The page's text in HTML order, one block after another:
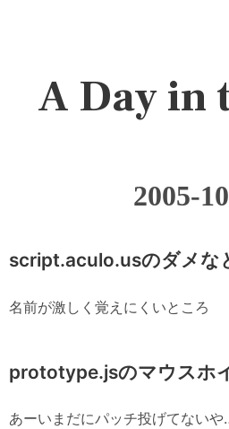
A Day in
2005-
script.aculo.usのダメな
名前が激しく覚えにくいところ
prototype.jsのマウスホ
あーいまだにパッチ投げてない